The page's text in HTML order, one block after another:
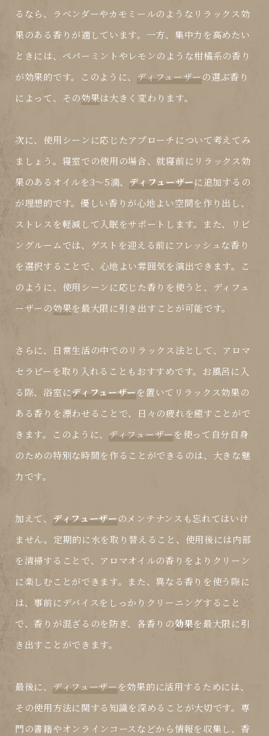
るなら、ラベンダーやカモミールのようなリラックス効
果のある香りが適しています。一方、集中力を高めたい
ときには、ペパーミントやレモンのような柑橘系の香り
が効果的です。このように、 ディフューザーの選ぶ香り
によって、その効果は大きく変わります。
次に、使用シーンに応じたアプローチについて考えてみ
ましょう。寝室での使用の場合、就寝前にリラックス効
果のあるオイルを3〜5滴、 ディフューザーに追加するの
が理想的です。優しい香りが心地よい空間を作り出し、
ストレスを軽減して入眠をサポートします。また、リビ
ングルームでは、ゲストを迎える前にフレッシュな香り
を選択することで、心地よい雰囲気を演出できます。こ
のように、使用シーンに応じた香りを使うと、
ディフュ
ーザーの効果を最大限に引き出すことが可能です。
さらに、日常生活の中でのリラックス法として、アロマ
セラピーを取り入れることもおすすめです。お風呂に入
る際、浴室にディフューザーを置いてリラックス効果の
ある香りを漂わせることで、日々の疲れを癒すことがで
きます。このように、 ディフューザーを使って自分自身
のための特別な時間を作ることができるのは、大きな魅
力です。
加えて、 ディフューザーのメンテナンスも忘れてはいけ
ません。定期的に水を取り替えること、使用後には内部
を清掃することで、アロマオイルの香りをよりクリーン
に楽しむことができます。また、異なる香りを使う際に
は、事前にデバイスをしっかりクリーニングすること
で、香りが混ざるのを防ぎ、各香りの効果を最大限に引
き出すことができます。
最後に、 ディフューザーを効果的に活用するためには、
その使用方法に関する知識を深めることが大切です。専
門の書籍やオンラインコースなどから情報を収集し、香